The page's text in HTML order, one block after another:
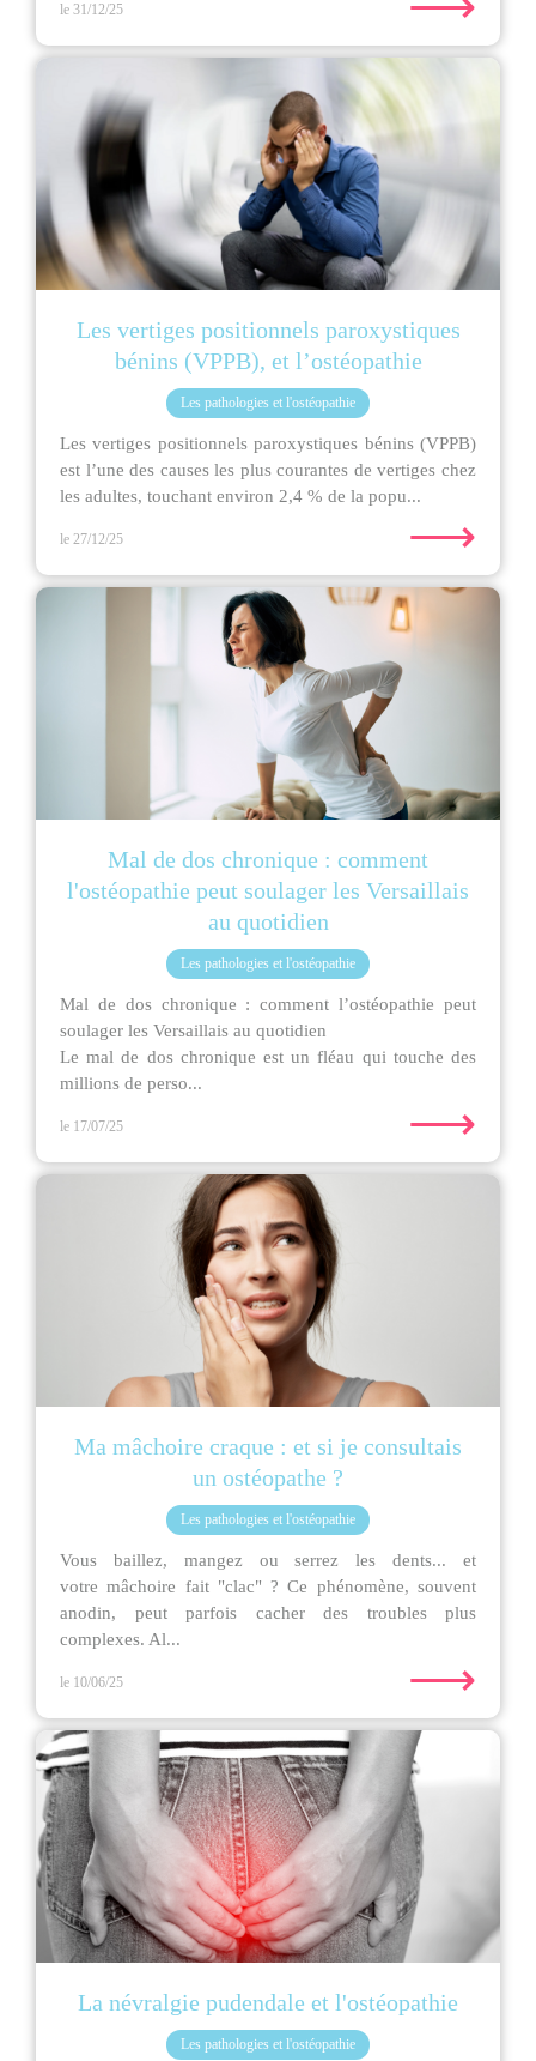
le 31/12/25
Les vertiges positionnels paroxystiques
bénins (VPPB), et l’ostéopathie
Les pathologies et l'ostéopathie
Les vertiges positionnels paroxystiques bénins (VPPB)
est l’une des causes les plus courantes de vertiges chez
les adultes, touchant environ 2,4 % de la popu...
le 27/12/25 ⟶
Mal de dos chronique : comment
l'ostéopathie peut soulager les Versaillais
au quotidien
Les pathologies et l'ostéopathie
Mal de dos chronique : comment l’ostéopathie peut
soulager les Versaillais au quotidien
Le mal de dos chronique est un fléau qui touche des
millions de perso...
le 17/07/25 ⟶
Ma mâchoire craque : et si je consultais
un ostéopathe ?
Les pathologies et l'ostéopathie
Vous baillez, mangez ou serrez les dents... et
votre mâchoire fait "clac" ? Ce phénomène, souvent
anodin, peut parfois cacher des troubles plus
complexes. Al...
le 10/06/25 ⟶
La névralgie pudendale et l'ostéopathie
Les pathologies et l'ostéopathie